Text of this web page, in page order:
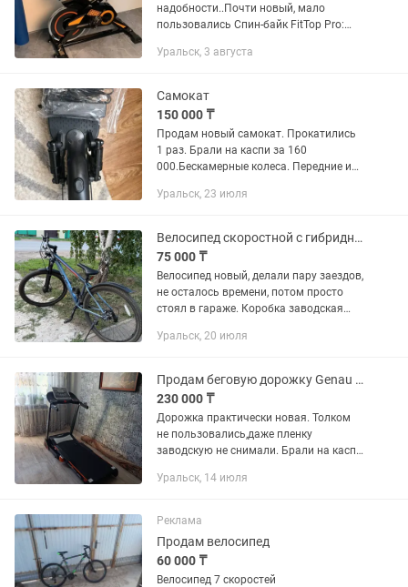
надобности..Почти новый, мало
пользовались Спин-байк FitTop Pro:
102x49 см (до 150 кг) Этот тренажер
Уральск, 3 августа
Самокат
150 000 ₸
Продам новый самокат. Прокатились
1 раз. Брали на каспи за 160
000.Бескамерные колеса. Передние и
Противоугонный кодовый замок.
Зарядка в...
Уральск, 23 июля
Велосипед скоростной с гибридными амортизаторами
75 000 ₸
Велосипед новый, делали пару заездов,
не осталось времени, потом просто
стоял в гараже. Коробка заводская
на ключе. Отдам с велосипедом
Уральск, 20 июля
Продам беговую дорожку Genau Evolution M800
230 000 ₸
Дорожка практически новая. Толком
не пользовались,даже пленку
заводскую не снимали. Брали на каспи
16 км/ч Максимальный наклон : 15
Уральск, 14 июля
Реклама
Продам велосипед
60 000 ₸
Велосипед 7 скоростей